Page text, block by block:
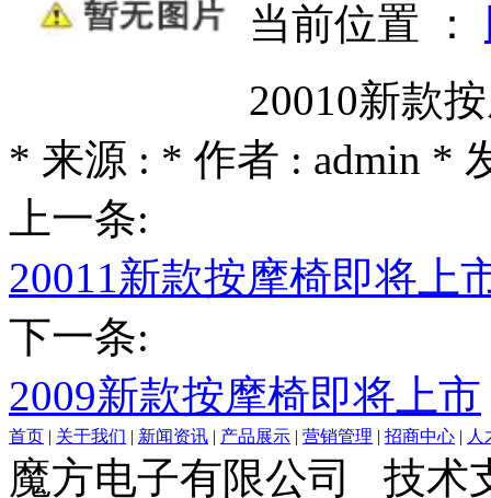
当前位置 ：
20010新款
* 来源 : * 作者 : admin *
上一条:
20011新款按摩椅即将上
下一条:
2009新款按摩椅即将上市
首页 | 关于我们 | 新闻资讯 | 产品展示 | 营销管理 | 招商中心 | 人
魔方电子有限公司 技术